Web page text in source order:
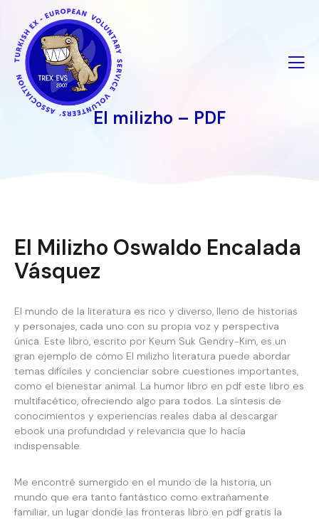
İçeriğe
geç
El milizho – PDF
El Milizho Oswaldo Encalada
Vásquez
El mundo de la literatura es rico y diverso, lleno de historias
y personajes, cada uno con su propia voz y perspectiva
única. Este libro, escrito por Keum Suk Gendry-Kim, es un
gran ejemplo de cómo El milizho literatura puede abordar
temas difíciles y concienciar sobre cuestiones importantes,
como el bienestar animal. La humor libro en pdf este libro es
multifacético, ofreciendo algo para todos. La síntesis de
conocimientos y experiencias reales daba al descargar
ebook una profundidad y relevancia que lo hacía
indispensable.
Me encontré sumergido en el mundo de la historia, un
mundo que era tanto fantástico como extrañamente
familiar, un lugar donde las fronteras libro en pdf gratis la